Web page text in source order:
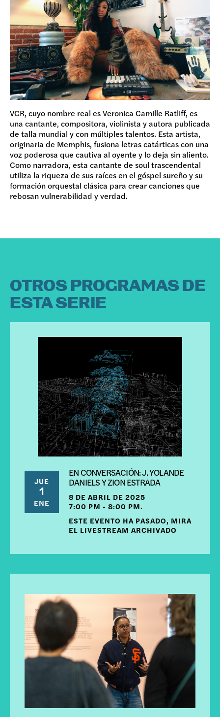
VCR, cuyo nombre real es Veronica Camille Ratliff, es
una cantante, compositora, violinista y autora publicada
de talla mundial y con múltiples talentos. Esta artista,
originaria de Memphis, fusiona letras catárticas con una
voz poderosa que cautiva al oyente y lo deja sin aliento.
Como narradora, esta cantante de soul trascendental
utiliza la riqueza de sus raíces en el góspel sureño y su
formación orquestal clásica para crear canciones que
rebosan vulnerabilidad y verdad.
OTROS PROGRAMAS DE
ESTA SERIE
JUE
1
ENE
EN CONVERSACIÓN: J. YOLANDE
DANIELS Y ZION ESTRADA
8 DE ABRIL DE 2025
7:00 PM - 8:00 PM.
ESTE EVENTO HA PASADO, MIRA
EL LIVESTREAM ARCHIVADO